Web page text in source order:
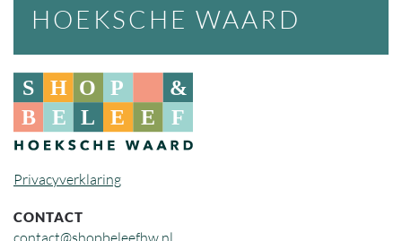
HOEKSCHE WAARD
Privacyverklaring
CONTACT
contact@shopbeleefhw.nl